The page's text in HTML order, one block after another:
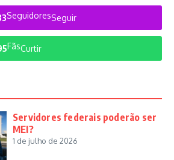
SeguidoresSeguir
FãsCurtir
Servidores federais poderão ser
MEI?
1 de julho de 2026